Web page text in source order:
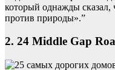
который однажды сказал,
против природы».”
2. 24 Middle Gap